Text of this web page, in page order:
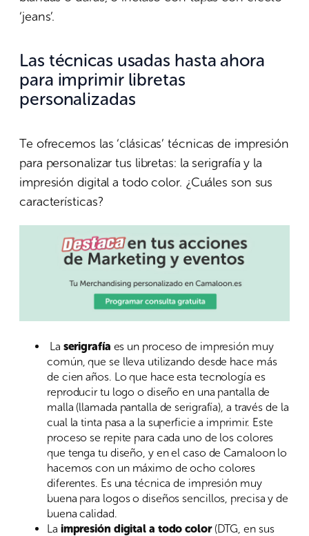
‘jeans’.
Las técnicas usadas hasta ahora
para imprimir libretas
personalizadas
Te ofrecemos las ‘clásicas’ técnicas de impresión
para personalizar tus libretas: la serigrafía y la
impresión digital a todo color. ¿Cuáles son sus
características?
La serigrafía es un proceso de impresión muy
común, que se lleva utilizando desde hace más
de cien años. Lo que hace esta tecnología es
reproducir tu logo o diseño en una pantalla de
malla (llamada pantalla de serigrafía), a través de la
cual la tinta pasa a la superficie a imprimir. Este
proceso se repite para cada uno de los colores
que tenga tu diseño, y en el caso de Camaloon lo
hacemos con un máximo de ocho colores
diferentes. Es una técnica de impresión muy
buena para logos o diseños sencillos, precisa y de
buena calidad.
La impresión digital a todo color(DTG, en sus